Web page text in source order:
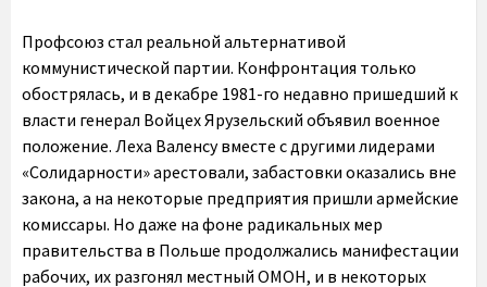
Профсоюз стал реальной альтернативой
коммунистической партии. Конфронтация только
обострялась, и в декабре 1981-го недавно пришедший к
власти генерал Войцех Ярузельский объявил военное
положение. Леха Валенсу вместе с другими лидерами
«Солидарности» арестовали, забастовки оказались вне
закона, а на некоторые предприятия пришли армейские
комиссары. Но даже на фоне радикальных мер
правительства в Польше продолжались манифестации
рабочих, их разгонял местный ОМОН, и в некоторых